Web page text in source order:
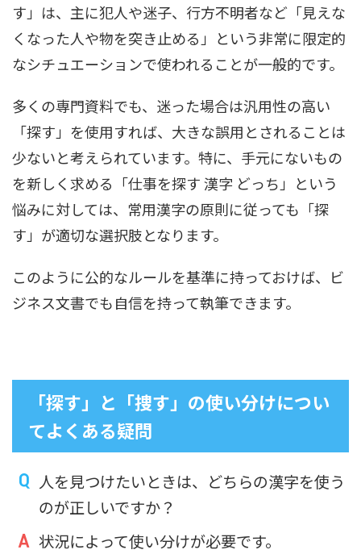
す」は、主に犯人や迷子、行方不明者など「見えな
くなった人や物を突き止める」という非常に限定的
なシチュエーションで使われることが一般的です。
多くの専門資料でも、迷った場合は汎用性の高い
「探す」を使用すれば、大きな誤用とされることは
少ないと考えられています。特に、手元にないもの
を新しく求める「仕事を探す 漢字 どっち」という
悩みに対しては、常用漢字の原則に従っても「探
す」が適切な選択肢となります。
このように公的なルールを基準に持っておけば、ビ
ジネス文書でも自信を持って執筆できます。
「探す」と「捜す」の使い分けについ
てよくある疑問
人を見つけたいときは、どちらの漢字を使う
のが正しいですか？
状況によって使い分けが必要です。